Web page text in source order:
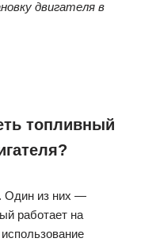
двигателя в
топливный
Один из них —
работает на